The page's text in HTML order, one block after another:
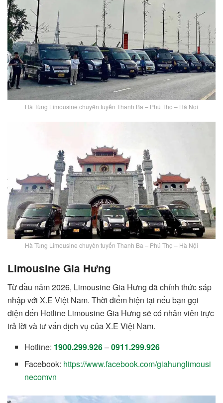
Hà Tùng Limousine chuyên tuyến Thanh Ba – Phú Thọ – Hà Nội
Hà Tùng Limousine chuyên tuyến Thanh Ba – Phú Thọ – Hà Nội
Limousine Gia Hưng
Từ đầu năm 2026, Limousine Gia Hưng đã chính thức sáp
nhập với X.E Việt Nam. Thời điểm hiện tại nếu bạn gọi
điện đến Hotline Limousine Gia Hưng sẽ có nhân viên trực
trả lời và tư vấn dịch vụ của X.E Việt Nam.
Hotline: 1900.299.926–0911.299.926
Facebook: https://www.facebook.com/giahunglimousi
necomvn